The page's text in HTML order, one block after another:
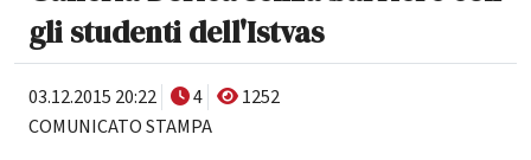
gli studenti dell'Istvas
03.12.2015 20:22 4
1252
COMUNICATO STAMPA